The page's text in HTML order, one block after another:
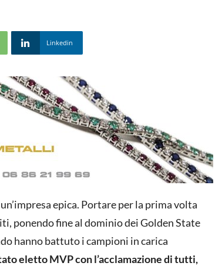
Linkedin
epica. Portare per la prima volta
ponendo fine al dominio dei Golden State
hanno battuto i campioni in carica
eletto MVP con l’acclamazione di tutti,